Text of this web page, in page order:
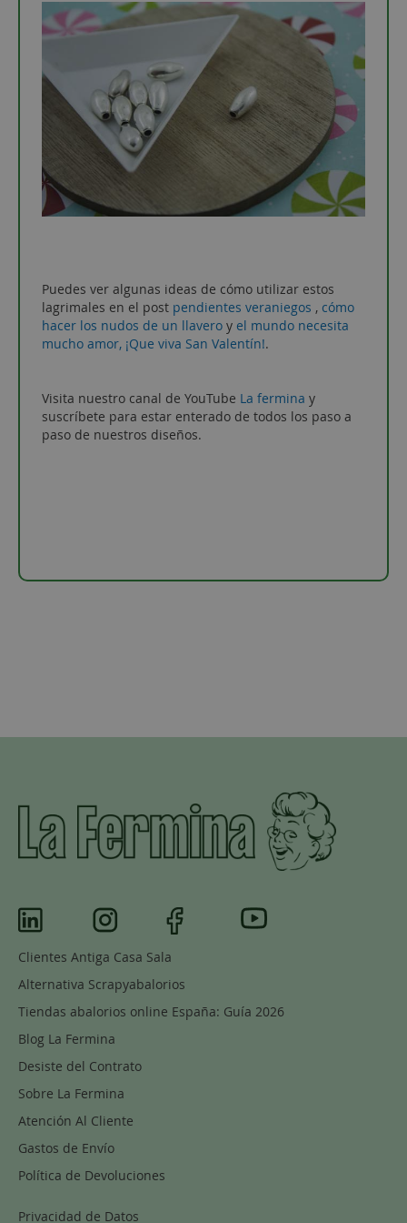
Puedes ver algunas ideas de cómo utilizar estos
lagrimales en el post pendientes veraniegos , cómo
hacer los nudos de un llavero y el mundo necesita
mucho amor, ¡Que viva San Valentín!.
Visita nuestro canal de YouTube La fermina y
suscríbete para estar enterado de todos los paso a
paso de nuestros diseños.
Clientes Antiga Casa Sala
Alternativa Scrapyabalorios
Tiendas abalorios online España: Guía 2026
Blog La Fermina
Desiste del Contrato
Sobre La Fermina
Atención Al Cliente
Gastos de Envío
Política de Devoluciones
Privacidad de Datos